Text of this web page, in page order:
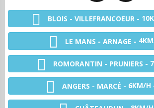
BLOIS - VILLEFRANCOEUR -
LE MANS - ARNAGE -
ROMORANTIN - PRUNIERS -
ANGERS - MARCÉ - 6KM/H